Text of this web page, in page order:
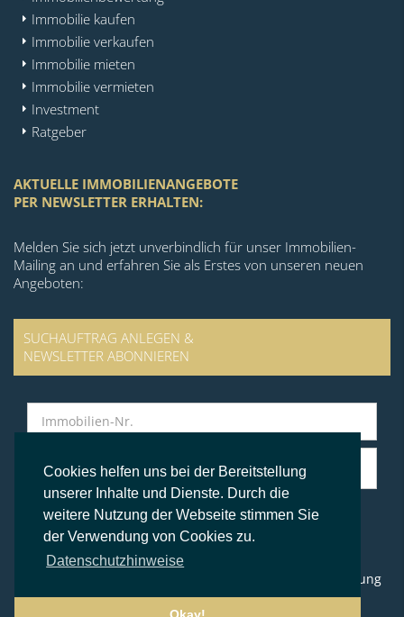
Cookies helfen uns bei der Bereitstellung
unserer Inhalte und Dienste. Durch die
weitere Nutzung der Webseite stimmen Sie
der Verwendung von Cookies zu.
Datenschutzhinweise
Immobilie kaufen
Immobilie verkaufen
Immobilie mieten
Immobilie vermieten
Investment
Ratgeber
AKTUELLE IMMOBILIENANGEBOTE
PER NEWSLETTER ERHALTEN:
Melden Sie sich jetzt unverbindlich für unser Immobilien-
Mailing an und erfahren Sie als Erstes von unseren neuen
Angeboten:
SUCHAUFTRAG ANLEGEN &
NEWSLETTER ABONNIEREN
© BS Immobilien Kontor
Widerrufsbelehrung